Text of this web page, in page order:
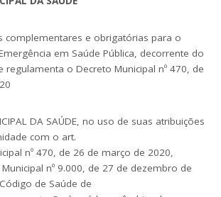
complementares e obrigatórias para o
em Saúde Pública, decorrente do
o Decreto Municipal nº 470, de
DA SAÚDE, no uso de suas atribuições
com o art.
nº 470, de 26 de março de 2020,
nº 9.000, de 27 de dezembro de
de Saúde de